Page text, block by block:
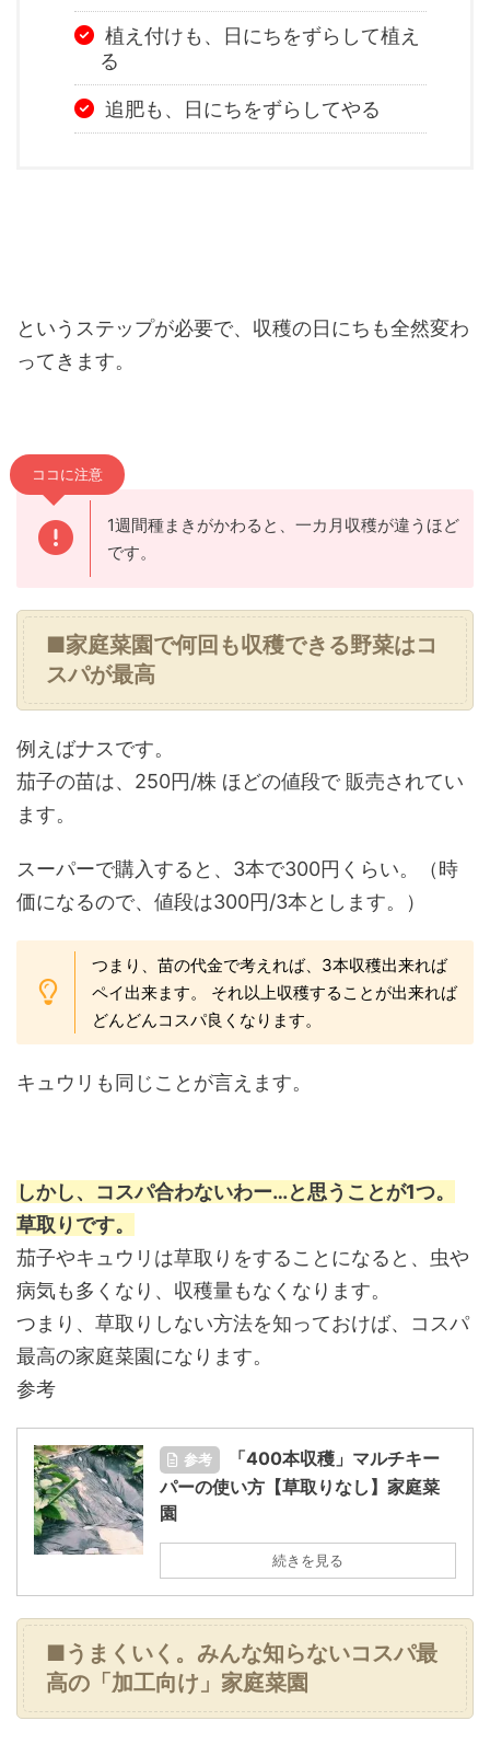
植え付けも、日にちをずらして植え
る
追肥も、日にちをずらしてやる
というステップが必要で、収穫の日にちも全然変わ
ってきます。
ココに注意
1週間種まきがかわると、一カ月収穫が違うほど
です。
■家庭菜園で何回も収穫できる野菜はコ
スパが最高
例えばナスです。
茄子の苗は、250円/株 ほどの値段で 販売されてい
ます。
スーパーで購入すると、3本で300円くらい。（時
価になるので、値段は300円/3本とします。）
つまり、苗の代金で考えれば、3本収穫出来れば
ペイ出来ます。 それ以上収穫することが出来れば
どんどんコスパ良くなります。
キュウリも同じことが言えます。
しかし、コスパ合わないわー…と思うことが1つ。
草取りです。
茄子やキュウリは草取りをすることになると、虫や
病気も多くなり、収穫量もなくなります。
つまり、草取りしない方法を知っておけば、コスパ
最高の家庭菜園になります。
参考
参考
「400本収穫」マルチキー
パーの使い方【草取りなし】家庭菜
園
続きを見る
■うまくいく。みんな知らないコスパ最
高の「加工向け」家庭菜園